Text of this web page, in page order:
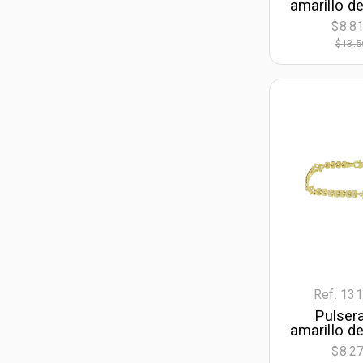
amarillo
21 cm.
mm.
Ref.
amarillo
19 cm.